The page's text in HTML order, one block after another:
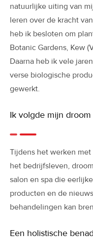
natuurlijke uiting van
leren over de kracht
heb ik besloten om
Botanic Gardens, Kew
Daarna heb ik vele
verse biologische
gewerkt.
Ik volgde mijn droom
Tijdens het werken
het bedrijfsleven,
salon en spa die
producten en de
behandelingen kan
Een holistische